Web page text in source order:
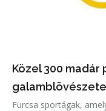
Közel 300 madár
Furcsa sportágak,